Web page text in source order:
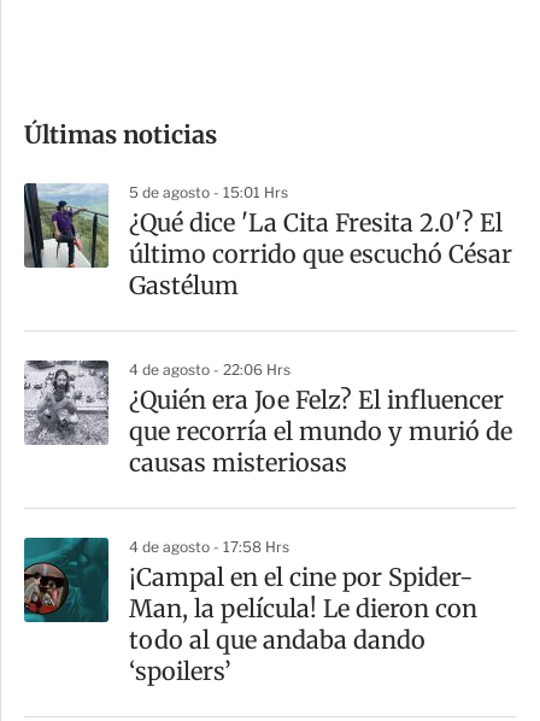
m
a
r
t
Últimas noticias
5 de agosto - 15:01 Hrs
¿Qué dice 'La Cita Fresita 2.0'? El
último corrido que escuchó César
Gastélum
4 de agosto - 22:06 Hrs
¿Quién era Joe Felz? El influencer
que recorría el mundo y murió de
causas misteriosas
4 de agosto - 17:58 Hrs
¡Campal en el cine por Spider-
Man, la película! Le dieron con
todo al que andaba dando
‘spoilers’